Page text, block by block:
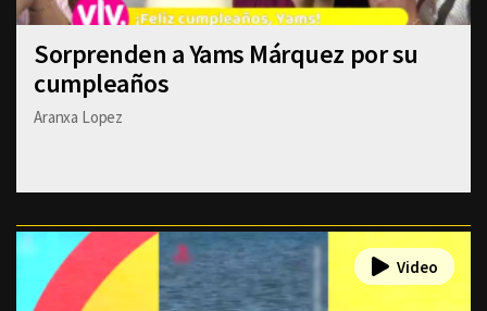
Sorprenden a Yams Márquez por su
cumpleaños
Aranxa Lopez